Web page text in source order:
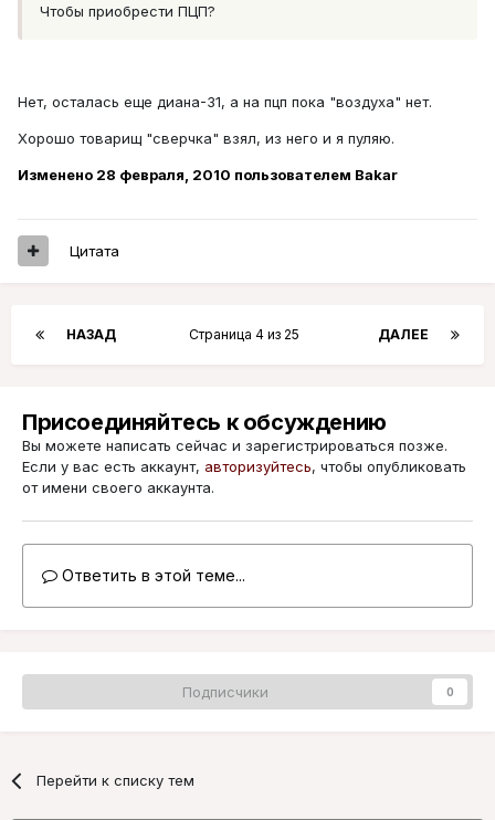
Чтобы приобрести ПЦП?
Нет, осталась еще диана-31, а на пцп пока "воздуха" нет.
Хорошо товарищ "сверчка" взял, из него и я пуляю.
Изменено 28 февраля, 2010 пользователем Bakar
Цитата
НАЗАД ДАЛЕЕ
Страница 4 из 25
Присоединяйтесь к обсуждению
Вы можете написать сейчас и зарегистрироваться позже.
Если у вас есть аккаунт, авторизуйтесь, чтобы опубликовать
от имени своего аккаунта.
Ответить в этой теме...
Подписчики 0
Перейти к списку тем